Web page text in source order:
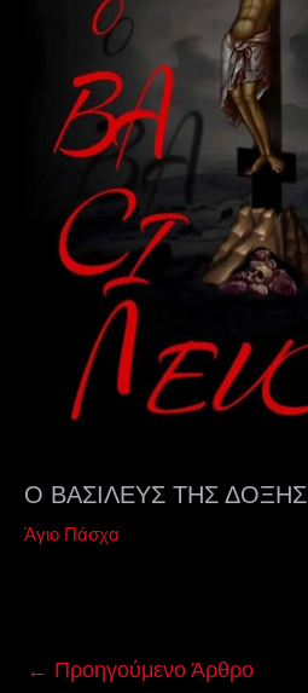
Ο ΒΑΣΙΛΕΥΣ ΤΗΣ ΔΟΞΗΣ
Άγιο Πάσχα
← Προηγούμενο Άρθρο